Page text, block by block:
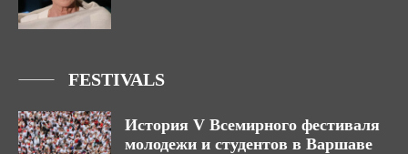
FESTIVALS
История V Всемирного фестиваля
молодежи и студентов в Варшаве